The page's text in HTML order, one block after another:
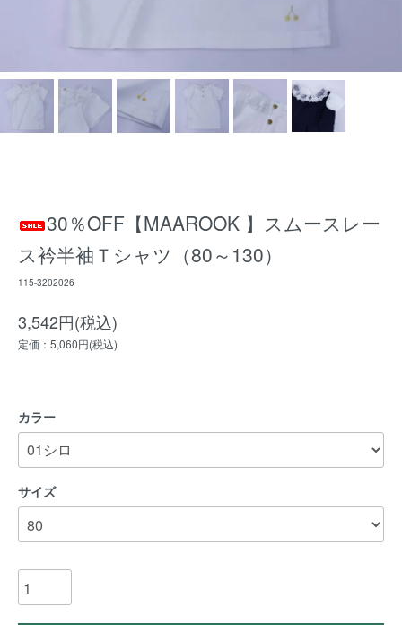
30％OFF【MAAROOK 】スムースレー
ス衿半袖Ｔシャツ（80～130）
115-3202026
3,542円(税込)
定価：5,060円(税込)
カラー
サイズ